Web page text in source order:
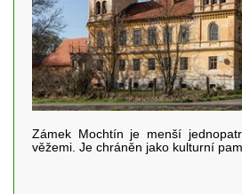
Zámek Mochtín je menší
věžemi. Je chráněn jako kulturní